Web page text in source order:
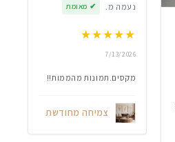
נעמה מ. ✔ מאומת
★★★★★
7/13/2026
מקסים.תמונות מהממות!!
צמיחה מחודשת